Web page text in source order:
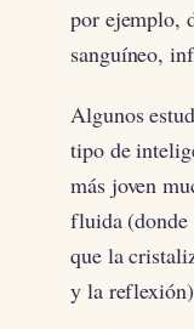
por ejemplo,
sanguíneo,
Algunos
tipo de
más joven
fluida (donde
que la
y la